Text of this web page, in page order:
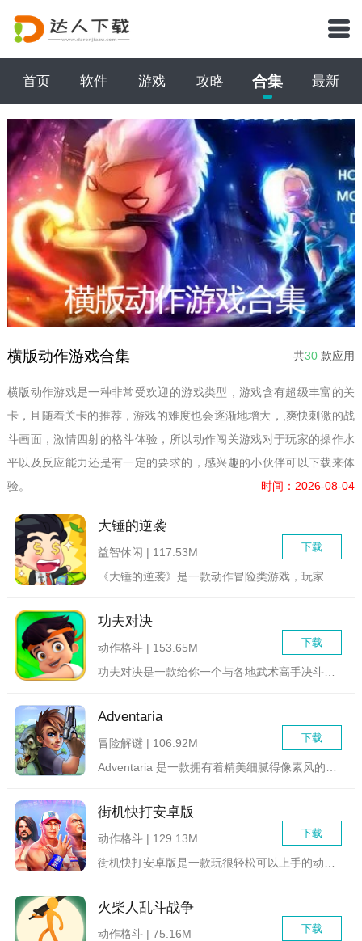
首页 软件 游戏 攻略 合集 最新
横版动作游戏合集 共30 款应用
横版动作游戏是一种非常受欢迎的游戏类型，游戏含有超级丰富的关
卡，且随着关卡的推荐，游戏的难度也会逐渐地增大，,爽快刺激的战
斗画面，激情四射的格斗体验，所以动作闯关游戏对于玩家的操作水
平以及反应能力还是有一定的要求的，感兴趣的小伙伴可以下载来体
验。
时间：2026-08-04
大锤的逆袭
下载
益智休闲 | 117.53M
功夫对决
下载
动作格斗 | 153.65M
Adventaria
下载
冒险解谜 | 106.92M
街机快打安卓版
下载
动作格斗 | 129.13M
火柴人乱斗战争
下载
动作格斗 | 75.16M